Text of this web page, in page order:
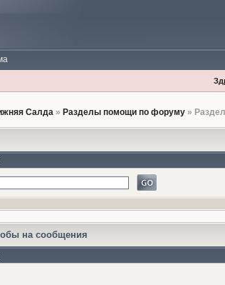
Салда » Разделы помощи по форуму »
на сообщения